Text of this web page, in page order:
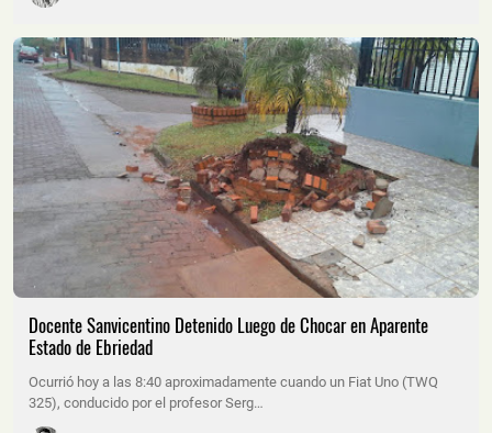
Docente Sanvicentino Detenido Luego de Chocar en Aparente
Estado de Ebriedad
Ocurrió hoy a las 8:40 aproximadamente cuando un Fiat Uno (TWQ
325), conducido por el profesor Serg…